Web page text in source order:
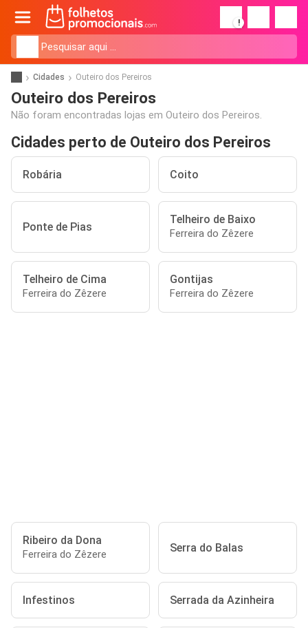
!
Cidades Outeiro dos Pereiros
Outeiro dos Pereiros
Não foram encontradas lojas em Outeiro dos Pereiros.
Cidades perto de Outeiro dos Pereiros
Robária Coito
Ponte de Pias
Telheiro de Baixo
Ferreira do Zêzere
Telheiro de Cima
Ferreira do Zêzere
Gontijas
Ferreira do Zêzere
Ribeiro da Dona
Ferreira do Zêzere Serra do Balas
Infestinos Serrada da Azinheira